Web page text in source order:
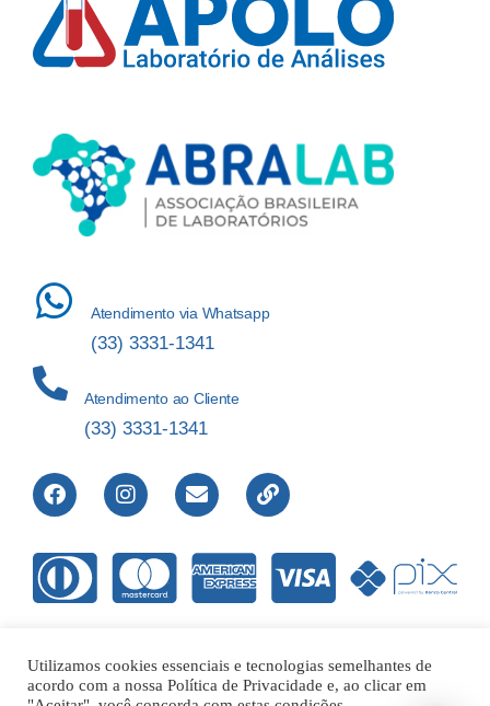
Atendimento via Whatsapp
(33) 3331-1341
Atendimento ao Cliente
(33) 3331-1341
Direitos Reservados © 2012-2022 Laboratório de Análises Apolo
Utilizamos cookies essenciais e tecnologias semelhantes de
acordo com a nossa Política de Privacidade e, ao clicar em